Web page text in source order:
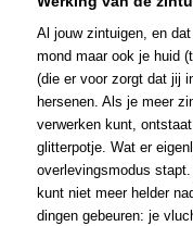
Al jouw zintuigen, en
mond maar ook je huid
(die er voor zorgt dat jij
hersenen. Als je meer
verwerken kunt,
glitterpotje. Wat er
overlevingsmodus
kunt niet meer helder
dingen gebeuren: je